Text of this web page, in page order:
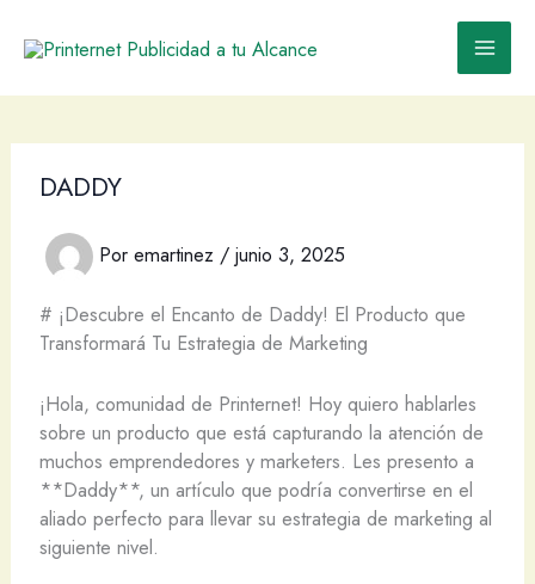
DADDY
Por emartinez / junio 3, 2025
# ¡Descubre el Encanto de Daddy! El Producto que
Transformará Tu Estrategia de Marketing
¡Hola, comunidad de Printernet! Hoy quiero hablarles
sobre un producto que está capturando la atención de
muchos emprendedores y marketers. Les presento a
**Daddy**, un artículo que podría convertirse en el
aliado perfecto para llevar su estrategia de marketing al
siguiente nivel.